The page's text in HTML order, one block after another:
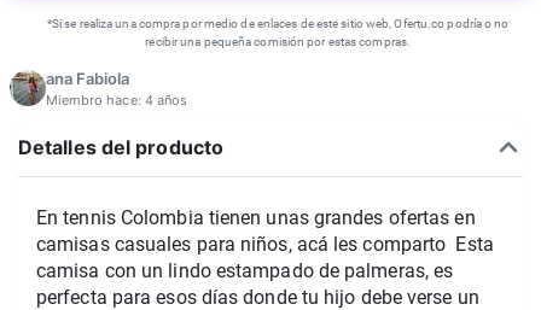
*Si se realiza una compra por medio de enlaces de este sitio web, Ofertu.co podría o no
recibir una pequeña comisión por estas compras.
ana Fabiola
Miembro hace: 4 años
Detalles del producto
En tennis Colombia tienen unas grandes ofertas en
camisas casuales para niños, acá les comparto Esta
camisa con un lindo estampado de palmeras, es
perfecta para esos días donde tu hijo debe verse un